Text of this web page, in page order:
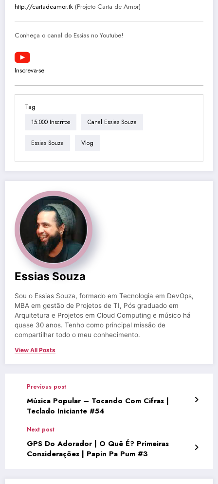
http://cartadeamor.tk (Projeto Carta de Amor)
Conheça o canal do Essias no Youtube!
Inscreva-se
Tag
15.000 Inscritos Canal Essias Souza
Essias Souza Vlog
Essias Souza
Sou o Essias Souza, formado em Tecnologia em DevOps,
MBA em gestão de Projetos de TI, Pós graduado em
Arquitetura e Projetos em Cloud Computing e músico há
quase 30 anos. Tenho como principal missão de
compartilhar todo o meu conhecimento.
View All Posts
Previous post
Música Popular – Tocando Com Cifras |
Teclado Iniciante #54
Next post
GPS Do Adorador | O Quê É? Primeiras
Considerações | Papin Pa Pum #3